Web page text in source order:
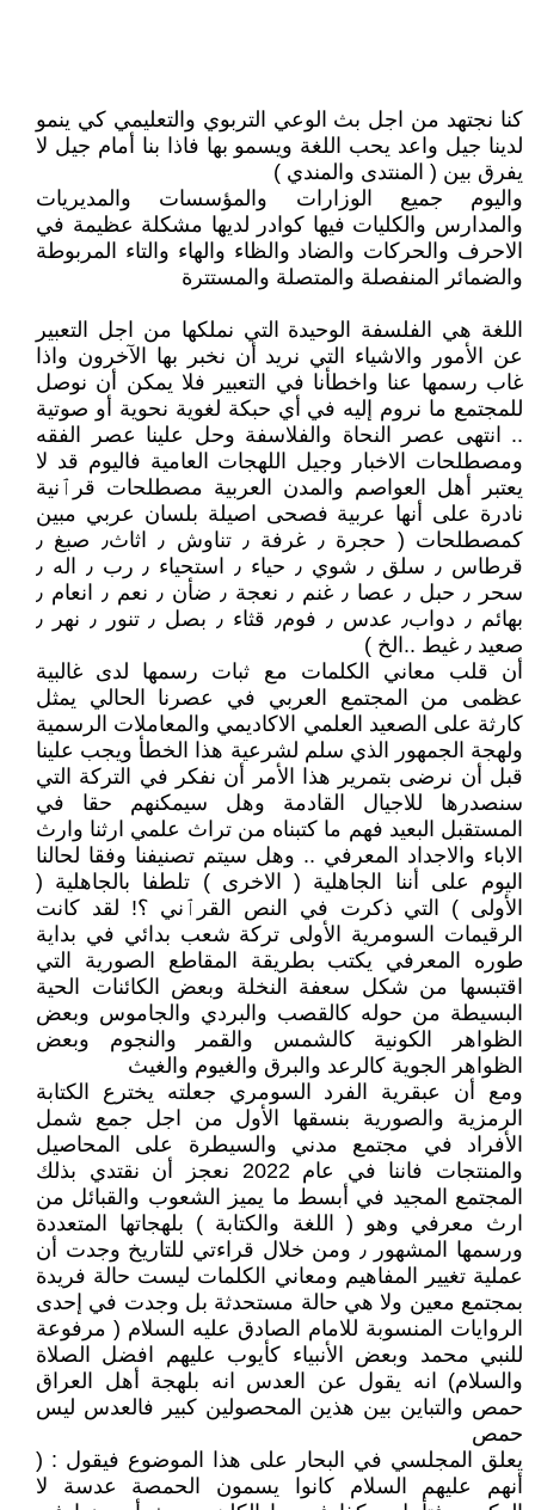
كنا نجتهد من اجل بث الوعي التربوي والتعليمي كي ينمو
لدينا جيل واعد يحب اللغة ويسمو بها فاذا بنا أمام جيل لا
يفرق بين ( المنتدى والمندي )
واليوم جميع الوزارات والمؤسسات والمديريات
والمدارس والكليات فيها كوادر لديها مشكلة عظيمة في
الاحرف والحركات والضاد والظاء والهاء والتاء المربوطة
والضمائر المنفصلة والمتصلة والمستترة
اللغة هي الفلسفة الوحيدة التي نملكها من اجل التعبير
عن الأمور والاشياء التي نريد أن نخبر بها الآخرون واذا
غاب رسمها عنا واخطأنا في التعبير فلا يمكن أن نوصل
للمجتمع ما نروم إليه في أي حبكة لغوية نحوية أو صوتية
.. انتهى عصر النحاة والفلاسفة وحل علينا عصر الفقه
ومصطلحات الاخبار وجيل اللهجات العامية فاليوم قد لا
يعتبر أهل العواصم والمدن العربية مصطلحات قرٱنية
نادرة على أنها عربية فصحى اصيلة بلسان عربي مبين
كمصطلحات ( حجرة ٫ غرفة ٫ تناوش ٫ اثاث٫ صبغ ٫
قرطاس ٫ سلق ٫ شوي ٫ حياء ٫ استحياء ٫ رب ٫ اله ٫
سحر ٫ حبل ٫ عصا ٫ غنم ٫ نعجة ٫ ضأن ٫ نعم ٫ انعام ٫
بهائم ٫ دواب٫ عدس ٫ فوم٫ قثاء ٫ بصل ٫ تنور ٫ نهر ٫
صعيد ٫ غيط ..الخ )
أن قلب معاني الكلمات مع ثبات رسمها لدى غالبية
عظمى من المجتمع العربي في عصرنا الحالي يمثل
كارثة على الصعيد العلمي الاكاديمي والمعاملات الرسمية
ولهجة الجمهور الذي سلم لشرعية هذا الخطأ ويجب علينا
قبل أن نرضى بتمرير هذا الأمر أن نفكر في التركة التي
سنصدرها للاجيال القادمة وهل سيمكنهم حقا في
المستقبل البعيد فهم ما كتبناه من تراث علمي ارثنا وارث
الاباء والاجداد المعرفي .. وهل سيتم تصنيفنا وفقا لحالنا
اليوم على أننا الجاهلية ( الاخرى ) تلطفا بالجاهلية (
الأولى ) التي ذكرت في النص القرٱني ؟! لقد كانت
الرقيمات السومرية الأولى تركة شعب بدائي في بداية
طوره المعرفي يكتب بطريقة المقاطع الصورية التي
اقتبسها من شكل سعفة النخلة وبعض الكائنات الحية
البسيطة من حوله كالقصب والبردي والجاموس وبعض
الظواهر الكونية كالشمس والقمر والنجوم وبعض
الظواهر الجوية كالرعد والبرق والغيوم والغيث
ومع أن عبقرية الفرد السومري جعلته يخترع الكتابة
الرمزية والصورية بنسقها الأول من اجل جمع شمل
الأفراد في مجتمع مدني والسيطرة على المحاصيل
والمنتجات فاننا في عام 2022 نعجز أن نقتدي بذلك
المجتمع المجيد في أبسط ما يميز الشعوب والقبائل من
ارث معرفي وهو ( اللغة والكتابة ) بلهجاتها المتعددة
ورسمها المشهور ٫ ومن خلال قراءتي للتاريخ وجدت أن
عملية تغيير المفاهيم ومعاني الكلمات ليست حالة فريدة
بمجتمع معين ولا هي حالة مستحدثة بل وجدت في إحدى
الروايات المنسوبة للامام الصادق عليه السلام ( مرفوعة
للنبي محمد وبعض الأنبياء كأيوب عليهم افضل الصلاة
والسلام) انه يقول عن العدس انه بلهجة أهل العراق
حمص والتباين بين هذين المحصولين كبير فالعدس ليس
حمص
يعلق المجلسي في البحار على هذا الموضوع فيقول : (
أنهم عليهم السلام كانوا يسمون الحمصة عدسة لا